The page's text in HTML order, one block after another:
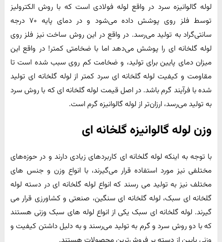
لوله گالوانیزه سرد در واقع لوله فولادی است که با روش الکترولیز
توسط فلز روی پوشش داده می‌شود و در دمای پایه ۷۰ درجه
سانتی‌گراد به تولید می‌رسد. در واقع در این روش ساخت نیز فلز روی
لوله گلخانه ای را پوشش می‌دهد اما با ضخامتی کمتر! در واقع این
میزان دمای پایین برای تولید، و ضخامت کم روی سبب شده است تا
مقاومت و کیفیت لوله گلخانه ای سرد کمتر از لوله گلخانه ای تولید
شده با فرآیند گرم باشد. در اصل قیمت لوله گلخانه ای که با روش سرد
به تولید می‌رسد، ارزان‌تر از لوله گالوانیزه گرم است.
وزن لوله گالوانیزه گلخانه ای
با توجه به اینکه لوله گلخانه ای کاربرد‌های زیادی دارند و در حوزه‌های
مختلفی نیز مورد استفاده قرار می‌گیرند، با انواع وزن و جنس های
مختلف نیز به تولید می رسند که انواع لوله گلخانه ای در دسته لوله
گلخانه ای سبک، لوله گلخانه ای سنگین، صنعتی و کشاورزی قرار می
گیرند. لوله گلخانه ای سبک یکی از انواع لوله های سبک وزنی هستند
که با دو روش سرد و گرم به تولید می‌رسند و به دلیل داشتن کیفیت و